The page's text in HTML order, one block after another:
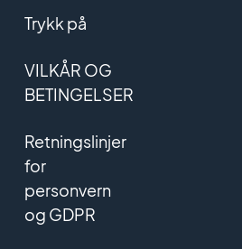
Trykk på
VILKÅR OG
BETINGELSER
Retningslinjer
for
personvern
og GDPR